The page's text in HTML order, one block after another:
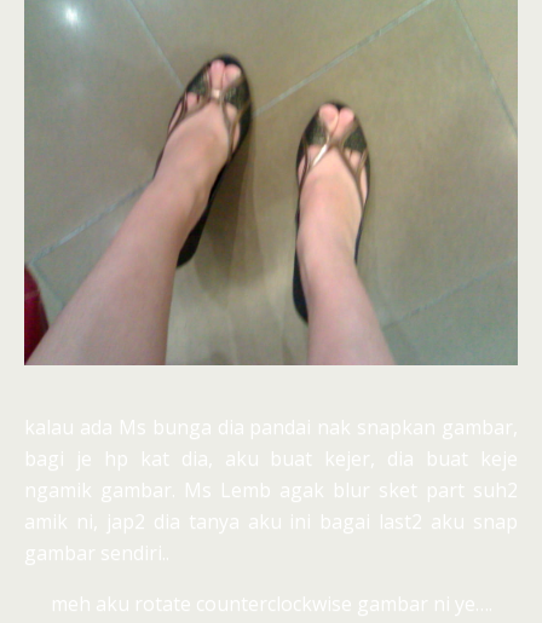
kalau ada Ms bunga dia pandai nak snapkan gambar,
bagi je hp kat dia, aku buat kejer, dia buat keje
ngamik gambar. Ms Lemb agak blur sket part suh2
amik ni, jap2 dia tanya aku ini bagai last2 aku snap
gambar sendiri..
meh aku rotate counterclockwise gambar ni ye….